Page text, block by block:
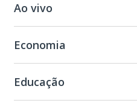
Ao vivo
Economia
Educação